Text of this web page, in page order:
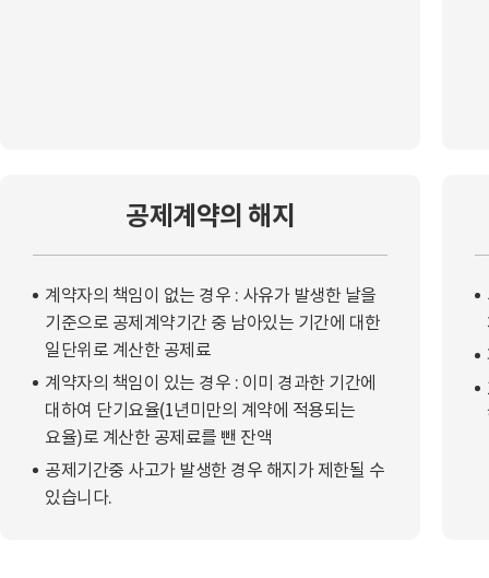
공제계약의 해지
계약자의 책임이 없는 경우 : 사유가 발생한 날을
기준으로 공제계약기간 중 남아있는 기간에 대한
일단위로 계산한 공제료
계약자의 책임이 있는 경우 : 이미 경과한 기간에
대하여 단기요율(1년미만의 계약에 적용되는
요율)로 계산한 공제료를 뺀 잔액
공제기간중 사고가 발생한 경우 해지가 제한될 수
있습니다.